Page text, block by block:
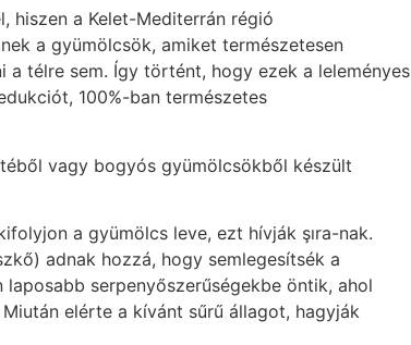
hiszen a Kelet-Mediterrán régió
a gyümölcsök, amiket természetesen
a télre sem. Így történt, hogy ezek a leleményes
100%-ban természetes
vagy bogyós gyümölcsökből készült
a gyümölcs leve, ezt hívják şıra-nak.
adnak hozzá, hogy semlegesítsék a
serpenyőszerűségekbe öntik, ahol
elérte a kívánt sűrű állagot, hagyják